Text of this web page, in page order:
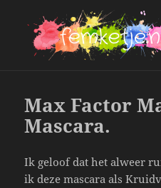
Max Factor
Mascara.
Ik geloof dat het alweer
ik deze mascara als